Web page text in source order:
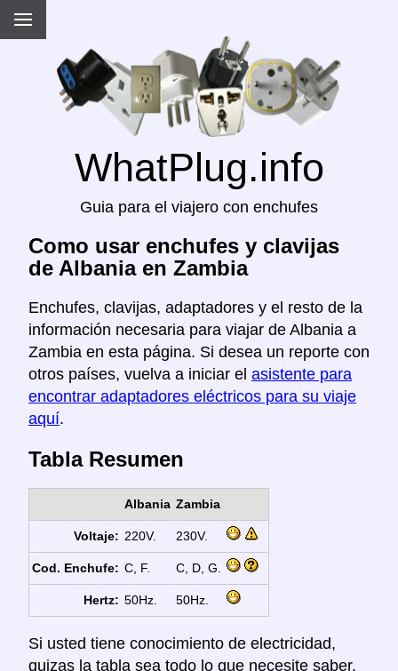
WhatPlug.info
Guia para el viajero con enchufes
Como usar enchufes y clavijas
de Albania en Zambia
Enchufes, clavijas, adaptadores y el resto de la
información necesaria para viajar de Albania a
Zambia en esta página. Si desea un reporte con
otros países, vuelva a iniciar el asistente para
encontrar adaptadores eléctricos para su viaje
aquí.
Tabla Resumen
Albania Zambia
Voltaje: 220V. 230V.
Cod. Enchufe: C, F. C, D, G.
Hertz: 50Hz. 50Hz.
Si usted tiene conocimiento de electricidad,
quizas la tabla sea todo lo que necesite saber.